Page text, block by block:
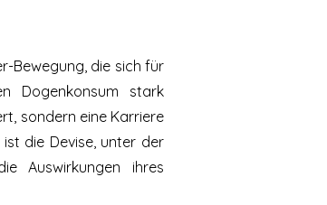
Bewegung, die sich für
Dogenkonsum stark
sondern eine Karriere
die Devise, unter der
Auswirkungen ihres